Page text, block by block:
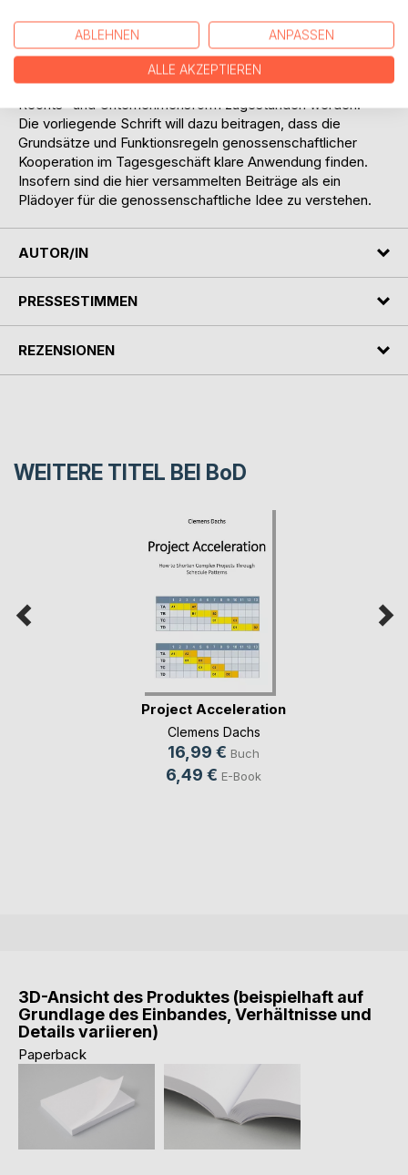
zurechnen.
Und nur soweit dieser gesetzlich verordnete
Unternehmenszweck erfüllt wird, kann der Genossenschaft
auf Dauer eine Existenzberechtigung als eigenständige
Rechts- und Unternehmensform zugestanden werden.
Die vorliegende Schrift will dazu beitragen, dass die
Grundsätze und Funktionsregeln genossenschaftlicher
Kooperation im Tagesgeschäft klare Anwendung finden.
Insofern sind die hier versammelten Beiträge als ein
Plädoyer für die genossenschaftliche Idee zu verstehen.
AUTOR/IN
PRESSESTIMMEN
REZENSIONEN
WEITERE TITEL BEI BoD
Project Acceleration
Clemens Dachs
16,99 € Buch
6,49 € E-Book
3D-Ansicht des Produktes (beispielhaft auf
Grundlage des Einbandes, Verhältnisse und
Details variieren)
Paperback
ABLEHNEN ANPASSEN
ALLE AKZEPTIEREN